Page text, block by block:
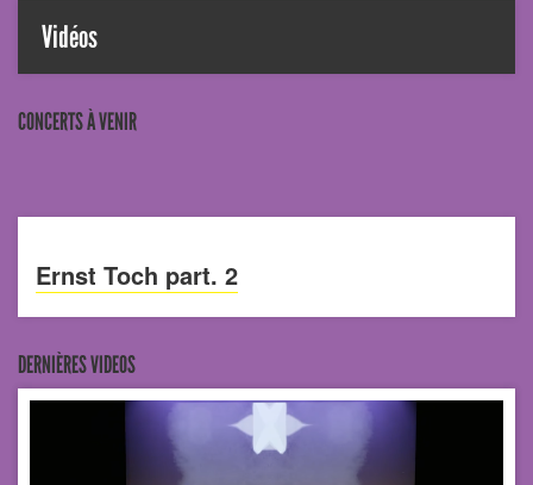
Vidéos
CONCERTS À VENIR
Ernst Toch part. 2
DERNIÈRES VIDEOS